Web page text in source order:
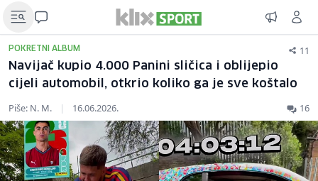
POKRETNI ALBUM 11
Navijač kupio 4.000 Panini sličica i oblijepio
cijeli automobil, otkrio koliko ga je sve koštalo
Piše: N. M. | 16.06.2026. 16